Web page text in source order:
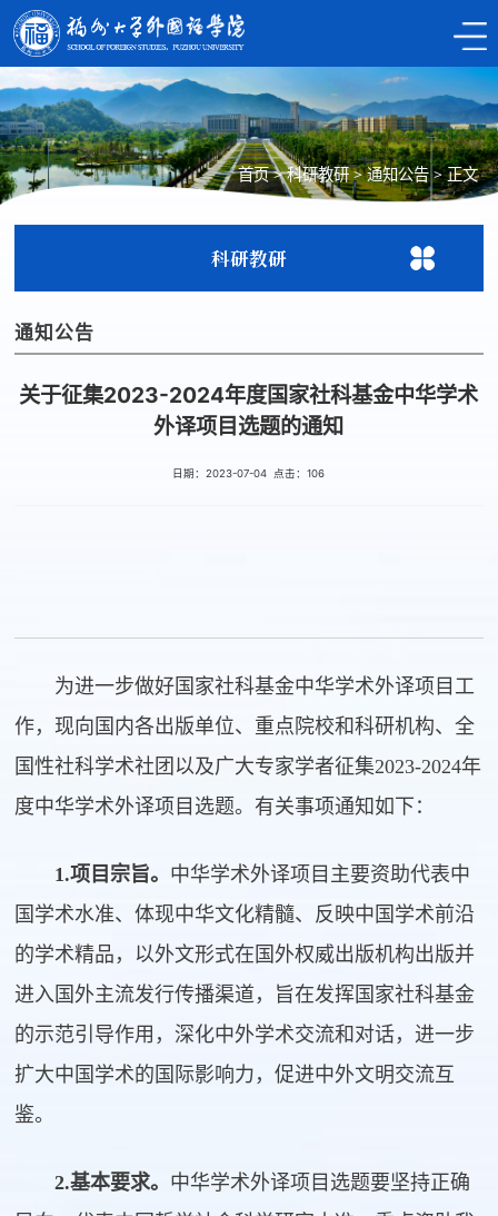
首页>科研教研>通知公告>正文
科研教研
通知公告
关于征集2023-2024年度国家社科基金中华学术
外译项目选题的通知
日期：2023-07-04 点击：106
为进一步做好国家社科基金中华学术外译项目工
作，现向国内各出版单位、重点院校和科研机构、全
国性社科学术社团以及广大专家学者征集2023-2024年
度中华学术外译项目选题。有关事项通知如下：
1.项目宗旨。 中华学术外译项目主要资助代表中
国学术水准、体现中华文化精髓、反映中国学术前沿
的学术精品，以外文形式在国外权威出版机构出版并
进入国外主流发行传播渠道，旨在发挥国家社科基金
的示范引导作用，深化中外学术交流和对话，进一步
扩大中国学术的国际影响力，促进中外文明交流互
鉴。
2.基本要求。 中华学术外译项目选题要坚持正确